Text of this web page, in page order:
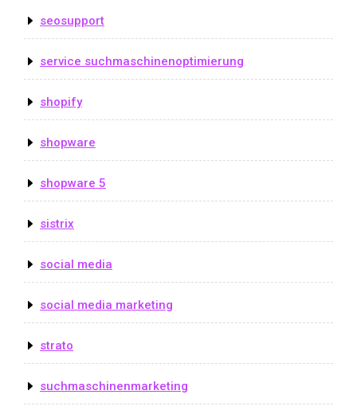
seosupport
service suchmaschinenoptimierung
shopify
shopware
shopware 5
sistrix
social media
social media marketing
strato
suchmaschinenmarketing